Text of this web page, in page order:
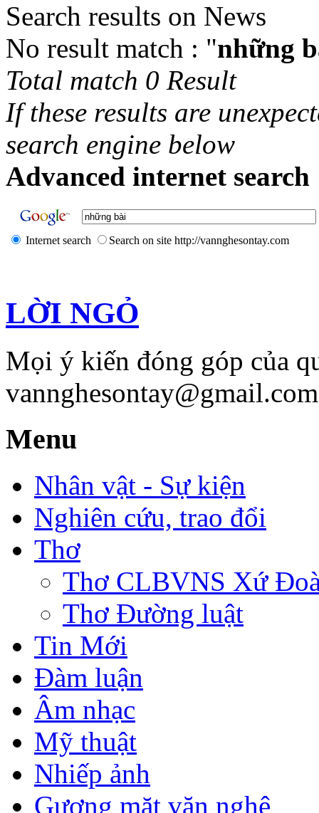
Search results on News
No result match : "những
Total match 0 Result
If these results are
search engine below
Advanced internet search
Internet search Search on site http://vannghesontay.com
LỜI NGỎ
Mọi ý kiến đóng góp của
Menu
Nhân vật - Sự kiện
Nghiên cứu, trao đổi
Thơ
Thơ CLBVNS Xứ
Thơ Đường luật
Tin Mới
Đàm luận
Âm nhạc
Mỹ thuật
Nhiếp ảnh
Gương mặt văn nghệ